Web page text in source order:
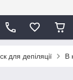
для депіляції В